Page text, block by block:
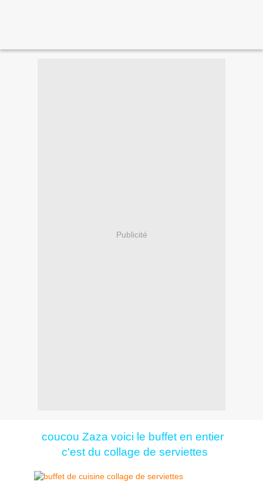
Publicité
coucou Zaza voici le buffet en entier
c'est du collage de serviettes